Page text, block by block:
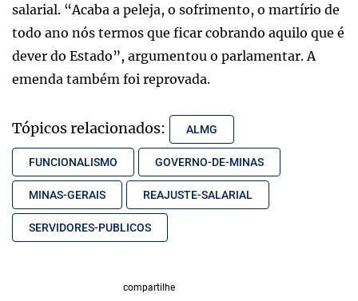
salarial. “Acaba a peleja, o sofrimento, o martírio de
todo ano nós termos que ficar cobrando aquilo que é
dever do Estado”, argumentou o parlamentar. A
emenda também foi reprovada.
Tópicos relacionados: ALMG
FUNCIONALISMO GOVERNO-DE-MINAS
MINAS-GERAIS REAJUSTE-SALARIAL
SERVIDORES-PUBLICOS
compartilhe